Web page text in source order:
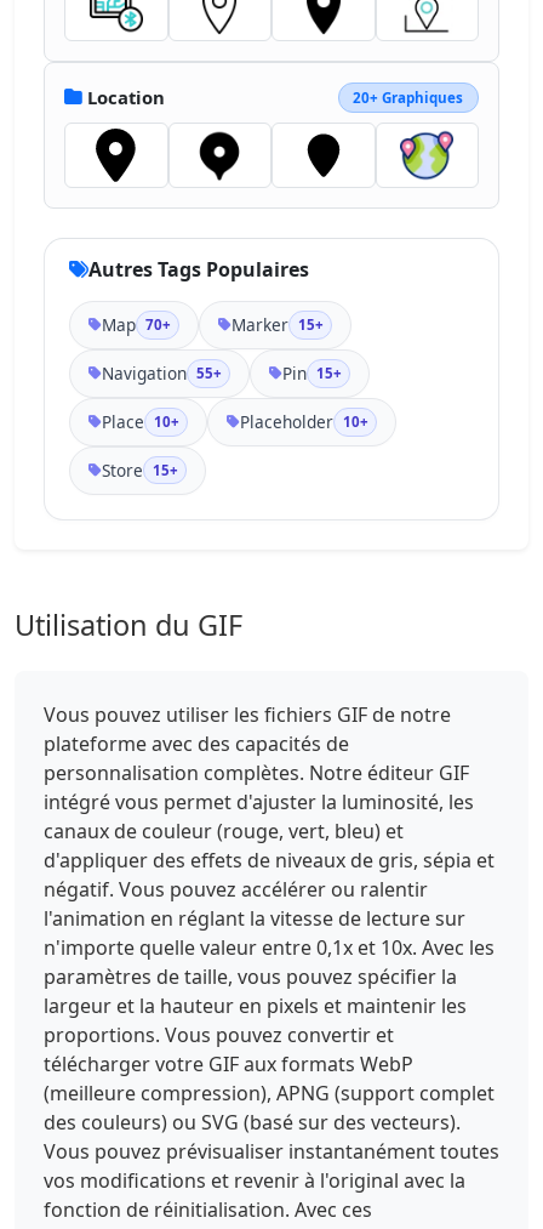
Location 20+ Graphiques
Autres Tags Populaires
Map 70+ Marker 15+
Navigation 55+ Pin 15+
Place 10+ Placeholder 10+
Store 15+
Utilisation du GIF
Vous pouvez utiliser les fichiers GIF de notre
plateforme avec des capacités de
personnalisation complètes. Notre éditeur GIF
intégré vous permet d'ajuster la luminosité, les
canaux de couleur (rouge, vert, bleu) et
d'appliquer des effets de niveaux de gris, sépia et
négatif. Vous pouvez accélérer ou ralentir
l'animation en réglant la vitesse de lecture sur
n'importe quelle valeur entre 0,1x et 10x. Avec les
paramètres de taille, vous pouvez spécifier la
largeur et la hauteur en pixels et maintenir les
proportions. Vous pouvez convertir et
télécharger votre GIF aux formats WebP
(meilleure compression), APNG (support complet
des couleurs) ou SVG (basé sur des vecteurs).
Vous pouvez prévisualiser instantanément toutes
vos modifications et revenir à l'original avec la
fonction de réinitialisation. Avec ces